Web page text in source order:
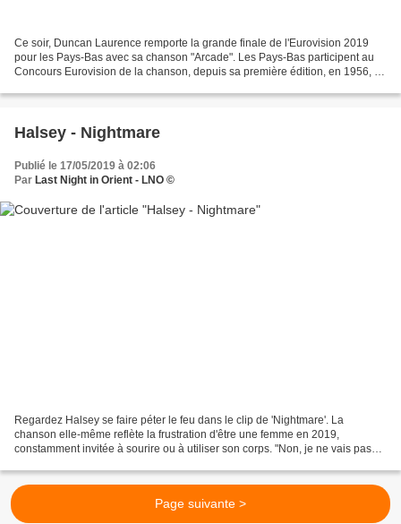
Ce soir, Duncan Laurence remporte la grande finale de l'Eurovision 2019
pour les Pays-Bas avec sa chanson "Arcade". Les Pays-Bas participent au
Concours Eurovision de la chanson, depuis sa première édition, en 1956, et
Halsey - Nightmare
Publié le 17/05/2019 à 02:06
Par Last Night in Orient - LNO ©
Regardez Halsey se faire péter le feu dans le clip de 'Nightmare'. La
chanson elle-même reflète la frustration d'être une femme en 2019,
constamment invitée à sourire ou à utiliser son corps. "Non, je ne vais pas
Page suivante >